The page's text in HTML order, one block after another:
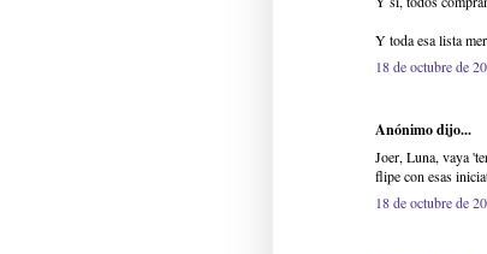
Y toda esa lista
18 de octubre de
Anónimo dijo...
Joer, Luna, vaya
flipe con esas
18 de octubre de